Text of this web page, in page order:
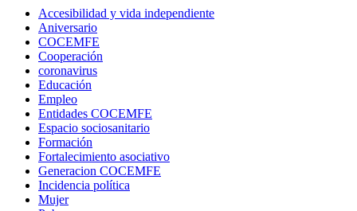
Accesibilidad y vida independiente
Aniversario
COCEMFE
Cooperación
coronavirus
Educación
Empleo
Entidades COCEMFE
Espacio sociosanitario
Formación
Fortalecimiento asociativo
Generacion COCEMFE
Incidencia política
Mujer